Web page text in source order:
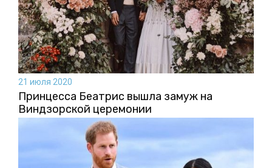
21 июля 2020
Принцесса Беатрис вышла замуж на
Виндзорской церемонии